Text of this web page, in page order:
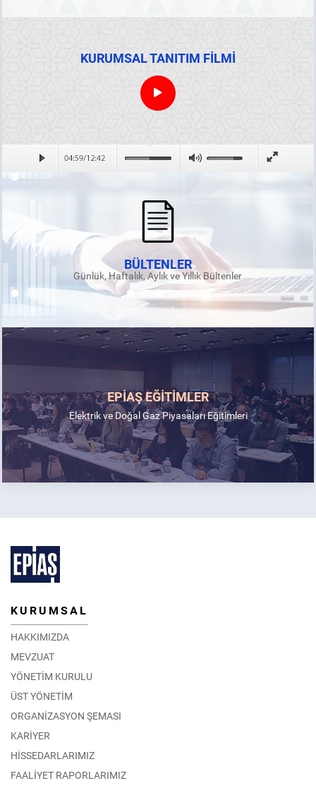
KURUMSAL TANITIM FİLMİ
BÜLTENLER
Günlük, Haftalık, Aylık ve Yıllık Bültenler
EPİAŞ EĞİTİMLER
Elektrik ve Doğal Gaz Piyasaları Eğitimleri
KURUMSAL
HAKKIMIZDA
MEVZUAT
YÖNETİM KURULU
ÜST YÖNETİM
ORGANİZASYON ŞEMASI
KARİYER
HİSSEDARLARIMIZ
FAALİYET RAPORLARIMIZ